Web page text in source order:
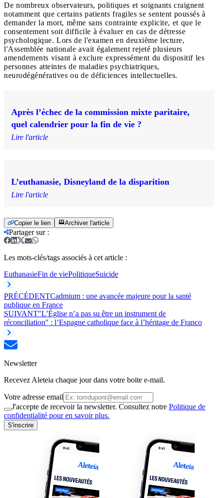
De nombreux observateurs, politiques et soignants craignent
notamment que certains patients fragiles se sentent poussés à
demander la mort, même sans contrainte explicite, et que le
consentement soit difficile à évaluer en cas de détresse
psychologique. Lors de l'examen en deuxième lecture,
l'Assemblée nationale avait également rejeté plusieurs
amendements visant à exclure expressément du dispositif les
personnes atteintes de maladies psychiatriques,
neurodégénératives ou de déficiences intellectuelles.
Après l’échec de la commission mixte paritaire,
quel calendrier pour la fin de vie ?
Lire l'article
L’euthanasie, Disneyland de la disparition
Lire l'article
Copier le lien Archiver l'article
Partager sur:
Les mots-clés/tags associés à cet article :
EuthanasieFin de viePolitiqueSuicide
PRÉCÉDENTCadmium : une avancée majeure pour la santé
publique en France
SUIVANT"L’Église n’a pas su être un instrument de
réconciliation" : l’Espagne catholique face à l’héritage de Franco
Newsletter
Recevez Aleteia chaque jour dans votre boite e-mail.
Votre adresse email
J'accepte de recevoir la newsletter. Consultez notre Politique de
confidentialité pour en savoir plus.
S'inscrire